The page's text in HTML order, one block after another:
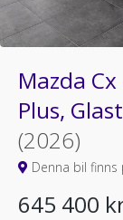
Mazda
Plus,
(2026)
Denna bil finns
645 400